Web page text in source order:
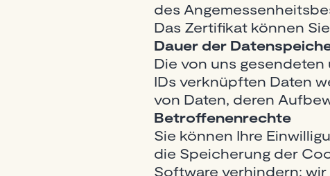
des
Das Zertifikat können Sie
Dauer der
Die von uns
IDs verknüpften Daten
von Daten, deren
Betroffenenrechte
Sie können Ihre
die Speicherung der
Software verhindern; wir